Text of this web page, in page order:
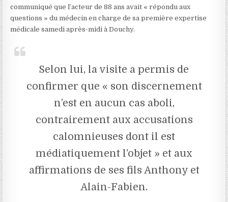
communiqué que l’acteur de 88 ans avait « répondu aux
questions » du médecin en charge de sa première expertise
médicale samedi après-midi à Douchy.
Selon lui, la visite a permis de
confirmer que « son discernement
n’est en aucun cas aboli,
contrairement aux accusations
calomnieuses dont il est
médiatiquement l’objet » et aux
affirmations de ses fils Anthony et
Alain-Fabien.